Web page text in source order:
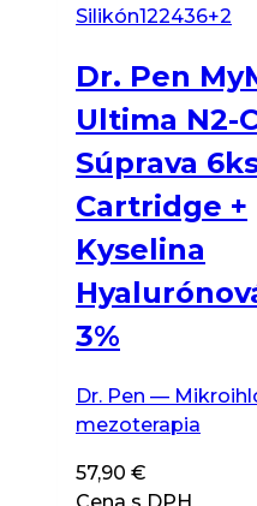
Silikón122436+2
Dr. Pen
Ultima N2-
Súprava
Cartridge +
Kyselina
3%
Dr. Pen —
mezoterapia
57,90 €